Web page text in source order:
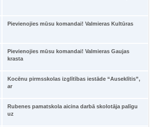
Pievienojies mūsu komandai! Valmieras Kultūras
Pievienojies mūsu komandai! Valmieras Gaujas
krasta
Kocēnu pirmsskolas izglītības iestāde “Auseklītis”,
ar
Rubenes pamatskola aicina darbā skolotāja palīgu
uz